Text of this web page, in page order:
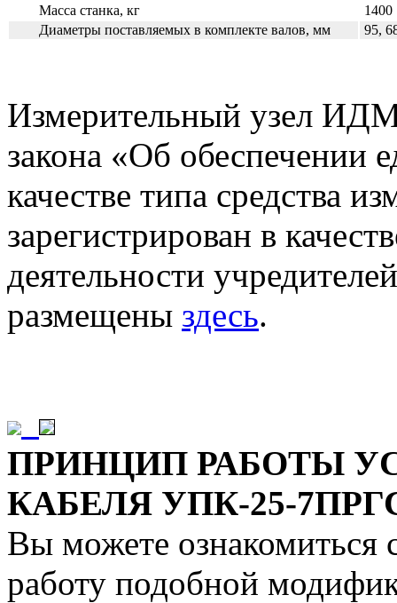
Масса станка, кг
1400
Диаметры поставляемых в комплекте валов, мм
95,
Измерительный узел ИДМ
закона «Об обеспечении
качестве типа средства
зарегистрирован в
деятельности
размещены здесь.
ПРИНЦИП РАБОТЫ
КАБЕЛЯ УПК-25-
Вы можете
работу подобной